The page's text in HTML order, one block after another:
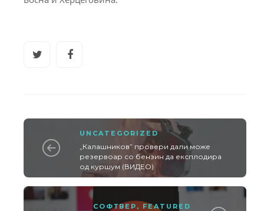
UNCATEGORIZED
„Калашников” провери дали може
резервоар со бензин да експлодира
од куршум (ВИДЕО)
СОФТВЕР , FEATURED